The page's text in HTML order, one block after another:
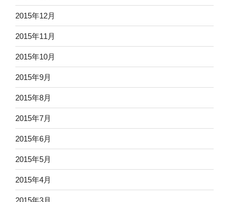
2015年12月
2015年11月
2015年10月
2015年9月
2015年8月
2015年7月
2015年6月
2015年5月
2015年4月
2015年3月